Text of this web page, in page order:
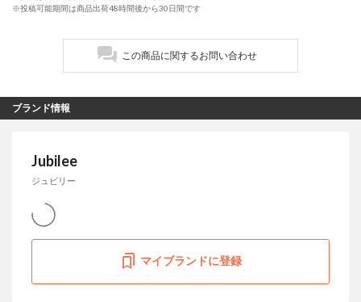
※投稿可能期間は商品出荷48時間後から30日間です
この商品に関するお問い合わせ
ブランド情報
Jubilee
ジュビリー
マイブランドに登録